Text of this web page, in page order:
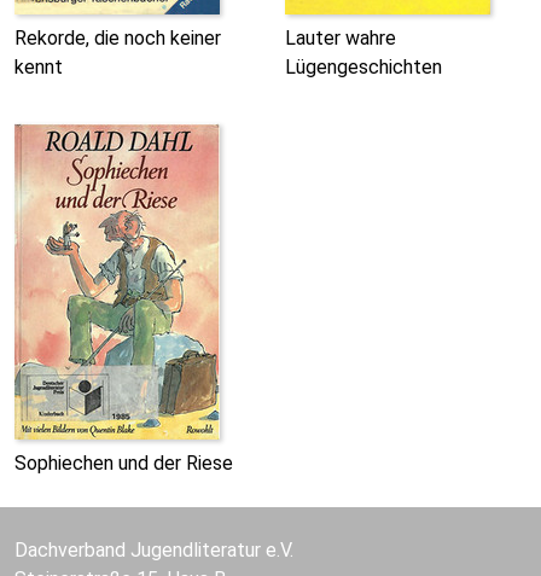
Rekorde, die noch keiner
kennt
Lauter wahre
Lügengeschichten
Sophiechen und der Riese
Dachverband Jugendliteratur e.V.